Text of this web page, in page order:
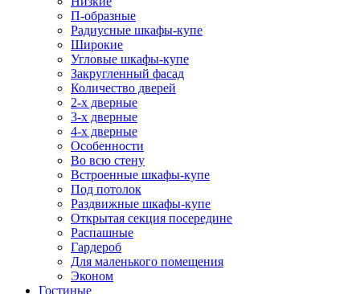
П-образные
Радиусные шкафы-купе
Широкие
Угловые шкафы-купе
Закругленный фасад
Количество дверей
2-х дверные
3-х дверные
4-х дверные
Особенности
Во всю стену
Встроенные шкафы-купе
Под потолок
Раздвижные шкафы-купе
Открытая секция посередине
Распашные
Гардероб
Для маленького помещения
Эконом
Гостиные